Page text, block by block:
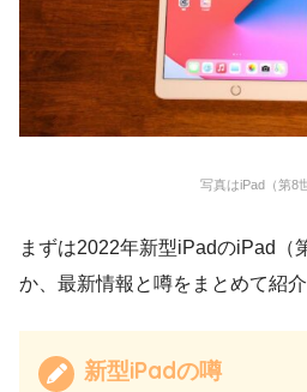
写真はiPad（第8
まずは2022年新型iPadのiPad（
か、最新情報と噂をまとめて紹介
新型iPadの噂